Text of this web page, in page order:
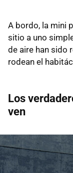
A bordo, la mini
sitio a uno
de aire han sido
rodean el
Los
ven